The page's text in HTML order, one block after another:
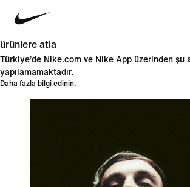
ürünlere atla
Türkiye’de Nike.com ve Nike App üzerinden şu
yapılamamaktadır.
Daha fazla bilgi edinin.